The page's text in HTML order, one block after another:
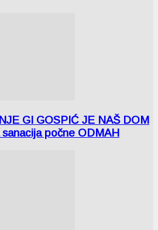
GI GOSPIĆ JE NAŠ DOM
počne ODMAH